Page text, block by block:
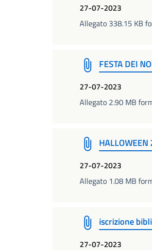
27-07-2023
Allegato 338.15 KB
FESTA DEI
27-07-2023
Allegato 2.90 MB
27-07-2023
Allegato 1.08 MB
iscrizione
27-07-2023